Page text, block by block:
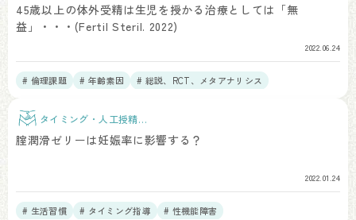
45歳以上の体外受精は生児を授かる治療としては「無
益」・・・(Fertil Steril. 2022)
2022.06.24
# 倫理課題 # 年齢素因 # 総説、RCT、メタアナリシス
タイミング・人工授精治
腟潤滑ゼリーは妊娠率に影響する？
2022.01.24
# 生活習慣 # タイミング指導 # 性機能障害